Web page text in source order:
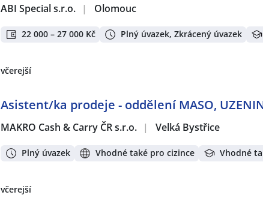
ABI Special s.r.o. | Olomouc
22 000 – 27 000 Kč Plný úvazek, Zkrácený úvazek
včerejší
Asistent/ka prodeje - oddělení MASO,
MAKRO Cash & Carry ČR s.r.o. | Velká Bystřice
Plný úvazek Vhodné také pro cizince Vhodné
včerejší